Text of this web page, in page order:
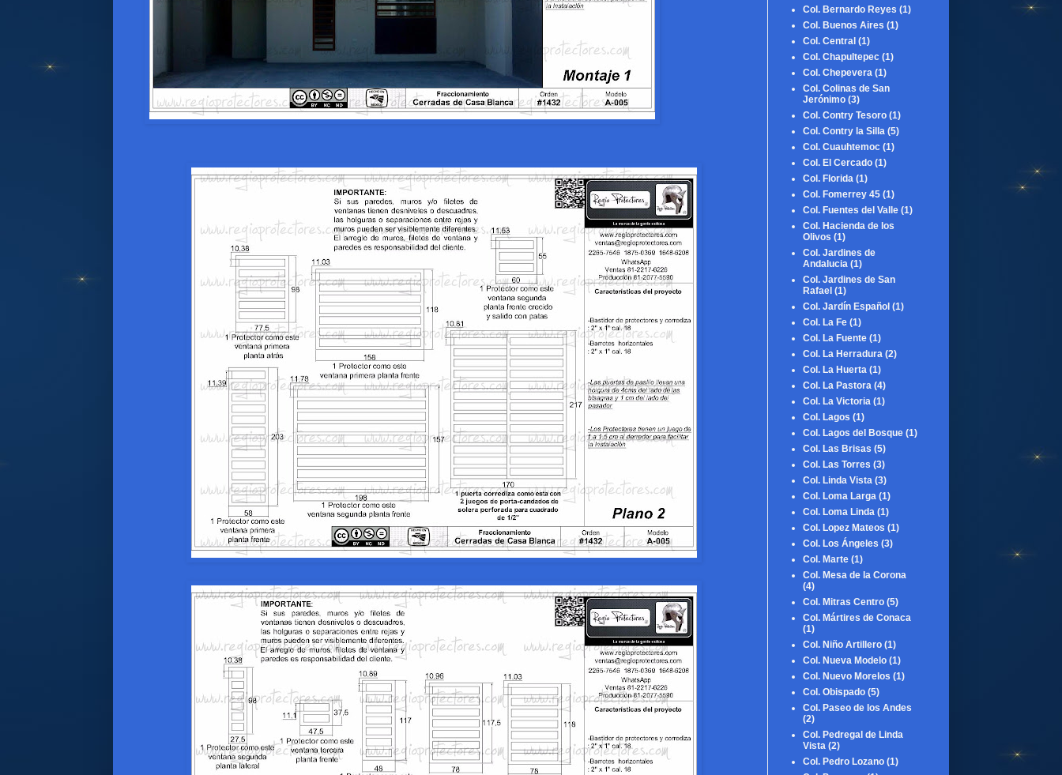
Col. Bernardo Reyes (1)
Col. Buenos Aires (1)
Col. Central (1)
Col. Chapultepec (1)
Col. Chepevera (1)
Col. Colinas de San
Jerónimo (3)
Col. Contry Tesoro (1)
Col. Contry la Silla (5)
Col. Cuauhtemoc (1)
Col. El Cercado (1)
Col. Florida (1)
Col. Fomerrey 45 (1)
Col. Fuentes del Valle (1)
Col. Hacienda de los
Olivos (1)
Col. Jardines de
Andalucia (1)
Col. Jardines de San
Rafael (1)
Col. Jardín Español (1)
Col. La Fe (1)
Col. La Fuente (1)
Col. La Herradura (2)
Col. La Huerta (1)
Col. La Pastora (4)
Col. La Victoria (1)
Col. Lagos (1)
Col. Lagos del Bosque (1)
Col. Las Brisas (5)
Col. Las Torres (3)
Col. Linda Vista (3)
Col. Loma Larga (1)
Col. Loma Linda (1)
Col. Lopez Mateos (1)
Col. Los Ángeles (3)
Col. Marte (1)
Col. Mesa de la Corona
(4)
Col. Mitras Centro (5)
Col. Mártires de Conaca
(1)
Col. Niño Artillero (1)
Col. Nueva Modelo (1)
Col. Nuevo Morelos (1)
Col. Obispado (5)
Col. Paseo de los Andes
(2)
Col. Pedregal de Linda
Vista (2)
Col. Pedro Lozano (1)